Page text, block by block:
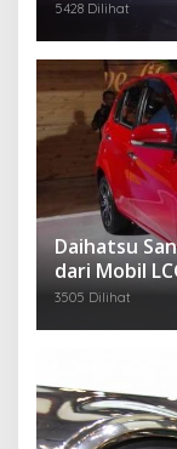
5428 Dilihat
Daihatsu
dari Mobil
3505 Dilihat